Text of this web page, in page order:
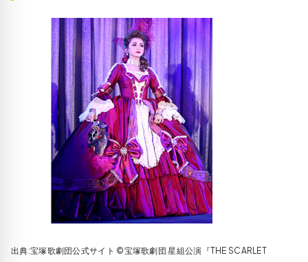
出典:宝塚歌劇団公式サイト ©宝塚歌劇団 星組公演『THE SCARLET